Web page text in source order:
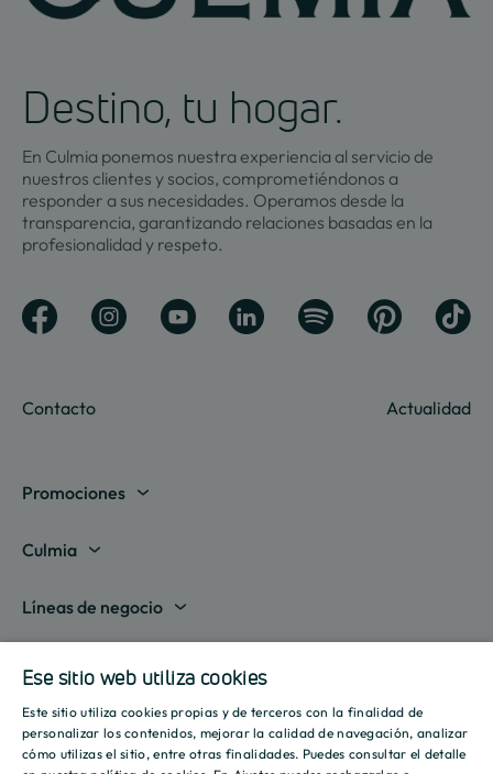
Destino, tu hogar.
En Culmia ponemos nuestra experiencia al servicio de
nuestros clientes y socios, comprometiéndonos a
responder a sus necesidades. Operamos desde la
transparencia, garantizando relaciones basadas en la
profesionalidad y respeto.
Contacto Actualidad
Promociones
Valencia
Sevilla
Islas Baleares
Culmia
Sobre nosotros
Destino Culmia
Sala de prensa
Informes
Líneas de negocio
Vivienda Alquiler
Culmia es noticia
Tendencias
Recursos
Guías
SPANISH
Ese sitio web utiliza cookies
Este sitio utiliza cookies propias y de terceros con la finalidad de
personalizar los contenidos, mejorar la calidad de navegación, analizar
cómo utilizas el sitio, entre otras finalidades. Puedes consultar el detalle